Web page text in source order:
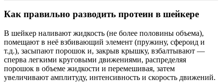
Как правильно разводить протеин в шейкере
В шейкер наливают жидкость (не более половины объема),
помещают в неё взбивающий элемент (пружину, сфероид и
т.д.), засыпают порошок и, закрыв крышку, взбалтывают —
сперва легкими круговыми движениями, распределяя
порошок в объеме жидкости и перемешивая, затем
увеличивают амплитуду, интенсивность и скорость движений.